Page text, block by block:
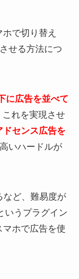
で切り替え
せる方法につ
に広告を並べて
れを実現させ
センス広告を
いハードルが
など、難易度が
いうプラグイン
ホで広告を使